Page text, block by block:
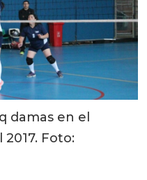
damas en el
Foto: